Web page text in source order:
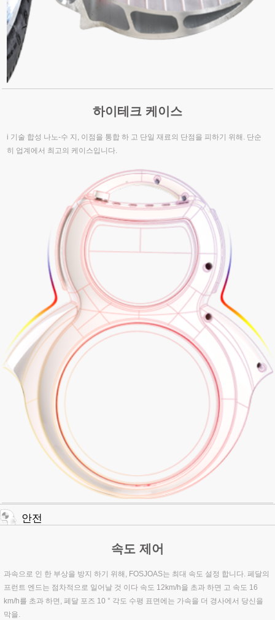
하이테크 케이스
i 기술 합성 나노-수 지, 이점을 통합 하 고 단일 재료의 단점을 피하기 위해. 단순
히 업계에서 최고의 케이스입니다.
안전
속도 제어
과속으로 인 한 부상을 방지 하기 위해, FOSJOAS는 최대 속도 설정 합니다. 페달의
프런트 엔드는 점차적으로 일어날 것 이다 속도 12km/h을 초과 하면 고 속도 16
km/h를 초과 하면, 페달 포즈 10 ° 각도 수평 표면에는 가속을 더 경사에서 당신을
막을.